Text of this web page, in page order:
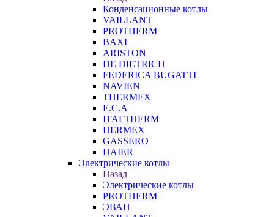
Конденсационные котлы
VAILLANT
PROTHERM
BAXI
ARISTON
DE DIETRICH
FEDERICA BUGATTI
NAVIEN
THERMEX
E.C.A
ITALTHERM
HERMEX
GASSERO
HAIER
Электрические котлы
Назад
Электрические котлы
PROTHERM
ЭВАН